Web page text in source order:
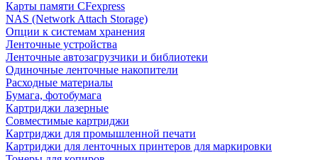
Карты памяти CFexpress
NAS (Network Attach Storage)
Опции к системам хранения
Ленточные устройства
Ленточные автозагрузчики и библиотеки
Одиночные ленточные накопители
Расходные материалы
Бумага, фотобумага
Картриджи лазерные
Совместимые картриджи
Картриджи для промышленной печати
Картриджи для ленточных принтеров для маркировки